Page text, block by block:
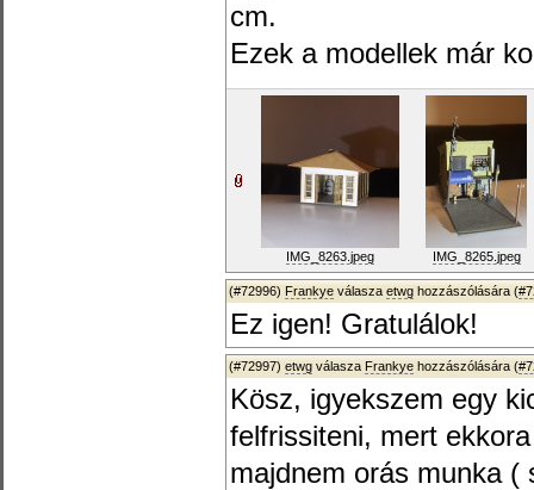
cm.
Ezek a modellek már
IMG_8263.jpeg IMG_8265.jpeg
(#72996) Frankye válasza etwg hozzászólására (
Ez igen! Gratulálok!
(#72997) etwg válasza Frankye hozzászólására (
Kösz, igyekszem egy
felfrissiteni, mert
majdnem orás munka (